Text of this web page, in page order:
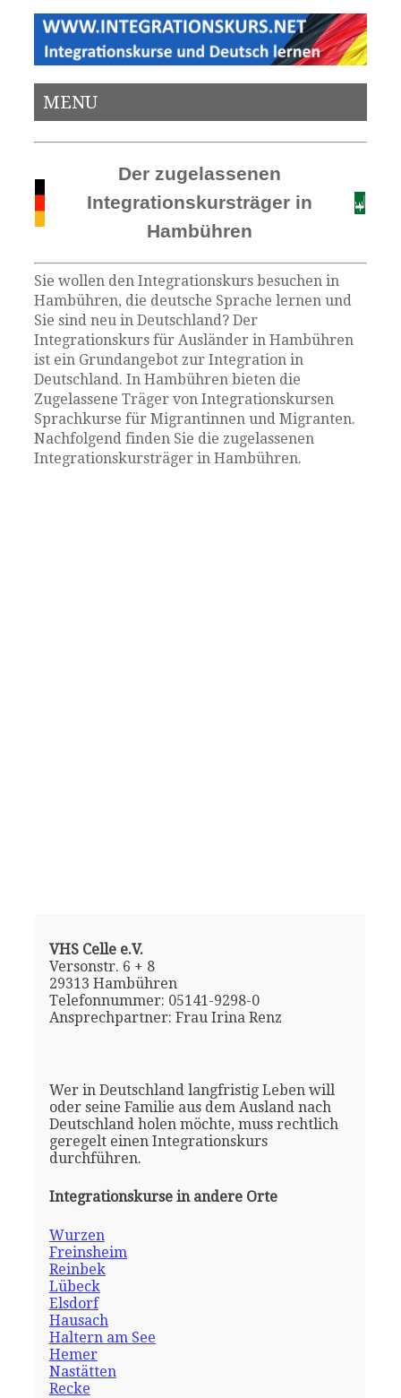
MENU
Der zugelassenen
Integrationskursträger in
Hambühren
Sie wollen den Integrationskurs besuchen in
Hambühren, die deutsche Sprache lernen und
Sie sind neu in Deutschland? Der
Integrationskurs für Ausländer in Hambühren
ist ein Grundangebot zur Integration in
Deutschland. In Hambühren bieten die
Zugelassene Träger von Integrationskursen
Sprachkurse für Migrantinnen und Migranten.
Nachfolgend finden Sie die zugelassenen
Integrationskursträger in Hambühren.
VHS Celle e.V.
Versonstr. 6 + 8
29313 Hambühren
Telefonnummer: 05141-9298-0
Ansprechpartner: Frau Irina Renz
Wer in Deutschland langfristig Leben will
oder seine Familie aus dem Ausland nach
Deutschland holen möchte, muss rechtlich
geregelt einen Integrationskurs
durchführen.
Integrationskurse in andere Orte
Wurzen
Freinsheim
Reinbek
Lübeck
Elsdorf
Hausach
Haltern am See
Hemer
Nastätten
Recke